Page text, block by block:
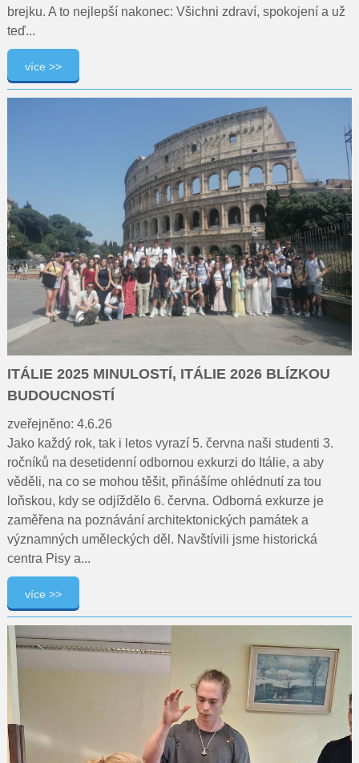
brejku. A to nejlepší nakonec: Všichni zdraví, spokojení a už
teď...
více >>
ITÁLIE 2025 MINULOSTÍ, ITÁLIE 2026 BLÍZKOU
BUDOUCNOSTÍ
zveřejněno: 4.6.26
Jako každý rok, tak i letos vyrazí 5. června naši studenti 3.
ročníků na desetidenní odbornou exkurzi do Itálie, a aby
věděli, na co se mohou těšit, přinášíme ohlédnutí za tou
loňskou, kdy se odjíždělo 6. června. Odborná exkurze je
zaměřena na poznávání architektonických památek a
významných uměleckých děl. Navštívili jsme historická
centra Pisy a...
více >>